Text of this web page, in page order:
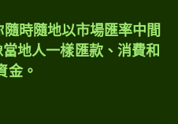
時隨地以市場匯率中間
地人一樣匯款、消費和
金。